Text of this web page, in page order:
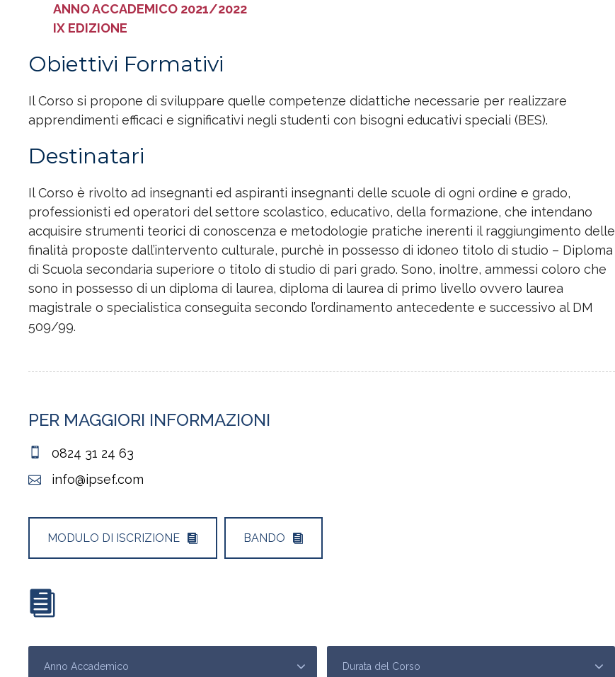
ANNO ACCADEMICO 2021/2022
IX EDIZIONE
Obiettivi Formativi
Il Corso si propone di sviluppare quelle competenze didattiche necessarie per realizzare
apprendimenti efficaci e significativi negli studenti con bisogni educativi speciali (BES).
Destinatari
Il Corso è rivolto ad insegnanti ed aspiranti insegnanti delle scuole di ogni ordine e grado,
professionisti ed operatori del settore scolastico, educativo, della formazione, che intendano
acquisire strumenti teorici di conoscenza e metodologie pratiche inerenti il raggiungimento delle
finalità proposte dall’intervento culturale, purchè in possesso di idoneo titolo di studio – Diploma
di Scuola secondaria superiore o titolo di studio di pari grado. Sono, inoltre, ammessi coloro che
sono in possesso di un diploma di laurea, diploma di laurea di primo livello ovvero laurea
magistrale o specialistica conseguita secondo l’ordinamento antecedente e successivo al DM
509/99.
PER MAGGIORI INFORMAZIONI
0824 31 24 63
info@ipsef.com
MODULO DI ISCRIZIONE BANDO